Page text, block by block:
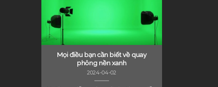
Mọi điều bạn cần biết về quay
phông nền xanh
2024-04-02